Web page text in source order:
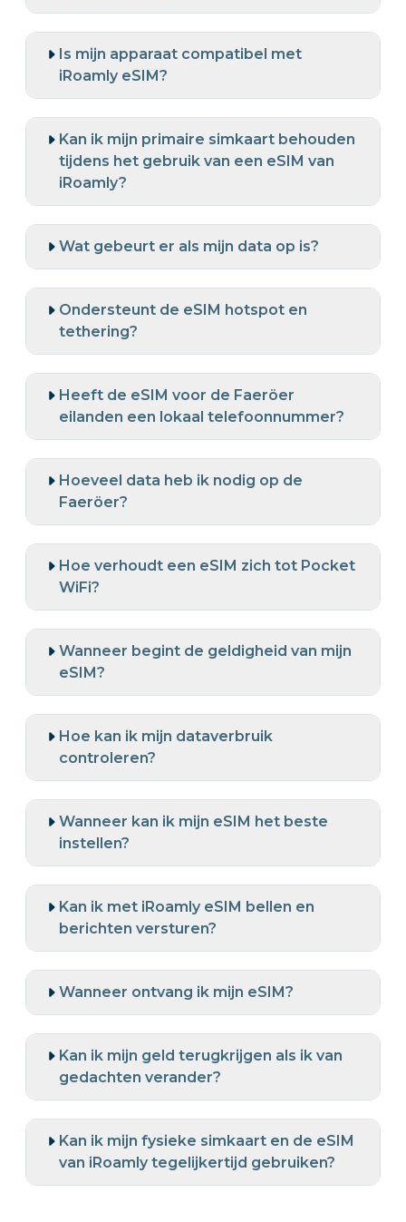
Is mijn apparaat compatibel met
iRoamly eSIM?
Kan ik mijn primaire simkaart behouden
tijdens het gebruik van een eSIM van
iRoamly?
Wat gebeurt er als mijn data op is?
Ondersteunt de eSIM hotspot en
tethering?
Heeft de eSIM voor de Faeröer
eilanden een lokaal telefoonnummer?
Hoeveel data heb ik nodig op de
Faeröer?
Hoe verhoudt een eSIM zich tot Pocket
WiFi?
Wanneer begint de geldigheid van mijn
eSIM?
Hoe kan ik mijn dataverbruik
controleren?
Wanneer kan ik mijn eSIM het beste
instellen?
Kan ik met iRoamly eSIM bellen en
berichten versturen?
Wanneer ontvang ik mijn eSIM?
Kan ik mijn geld terugkrijgen als ik van
gedachten verander?
Kan ik mijn fysieke simkaart en de eSIM
van iRoamly tegelijkertijd gebruiken?